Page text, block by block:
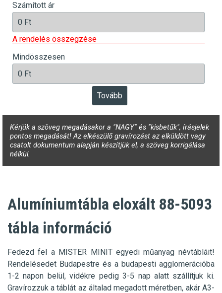
Számított ár
A rendelés összegzése
Mindösszesen
Kérjük a szöveg megadásakor a "NAGY" és "kisbetűk", írásjelek
pontos megadását! Az elkészülő gravírozást az elküldött vagy
csatolt dokumentum alapján készítjük el, a szöveg korrigálása
nélkül.
Alumíniumtábla eloxált 88-5093
tábla információ
Fedezd fel a MISTER MINIT egyedi műanyag névtábláit!
Rendelésedet Budapestre és a budapesti agglomerációba
1-2 napon belül, vidékre pedig 3-5 nap alatt szállítjuk ki.
Gravírozzuk a táblát az általad megadott méretben, akár A3-